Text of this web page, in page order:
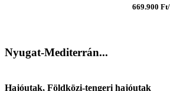
669.900
Nyugat-Mediterrán...
Hajóutak, Földközi-tengeri hajóutak